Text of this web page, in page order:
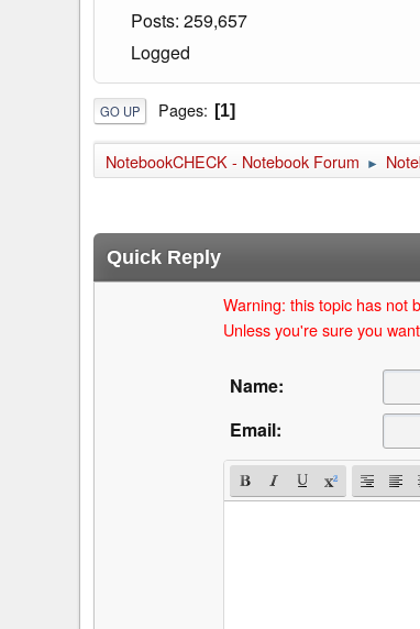
Posts: 259,657
Logged
GO UP Pages 1
NotebookCHECK - Notebook Forum ►
Quick Reply
Warning: this topic has not
Unless you're sure you
Name:
Email: